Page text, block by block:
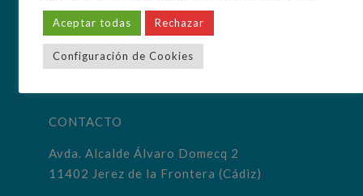
CONTACTO
Avda. Alcalde Álvaro Domecq 2
11402 Jerez de la Frontera (Cádiz)
Aceptar todas Rechazar
Configuración de Cookies